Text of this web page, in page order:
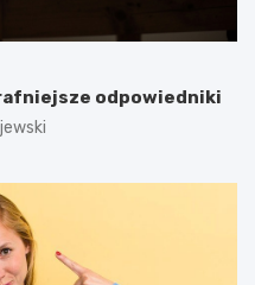
odpowiedniki